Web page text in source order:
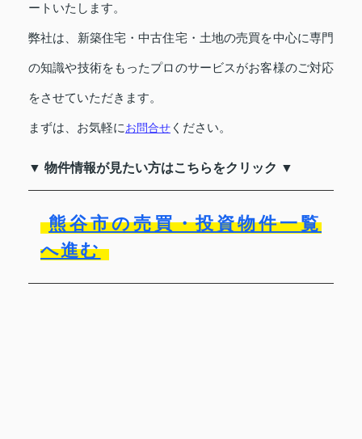
ートいたします。
弊社は、新築住宅・中古住宅・土地の売買を中心に専門
の知識や技術をもったプロのサービスがお客様のご対応
をさせていただきます。
まずは、お気軽にお問合せ ください。
▼ 物件情報が見たい方はこちらをクリック ▼
熊谷市の売買・投資物件一覧
へ進む